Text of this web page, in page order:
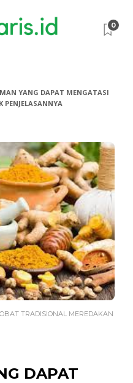
0
YANG DAPAT MENGATASI
PENJELASANNYA
TRADISIONAL MEREDAKAN
DAPAT